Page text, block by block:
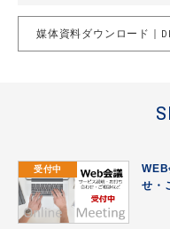
媒体資料ダウンロード｜
受付中
WEB
せ・